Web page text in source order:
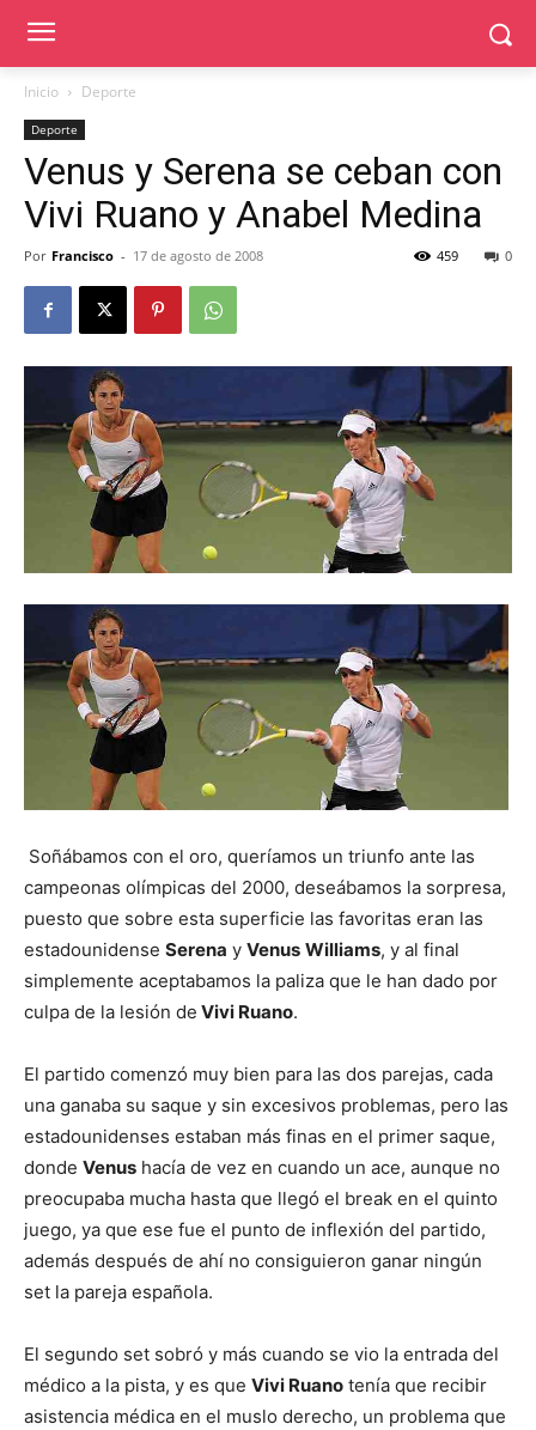
Inicio Deporte
Deporte
Venus y Serena se ceban con
Vivi Ruano y Anabel Medina
Por Francisco - 17 de agosto de 2008 0
459
Soñábamos con el oro, queríamos un triunfo ante las
campeonas olímpicas del 2000, deseábamos la sorpresa,
puesto que sobre esta superficie las favoritas eran las
estadounidense Serena y Venus Williams, y al final
simplemente aceptabamos la paliza que le han dado por
culpa de la lesión de Vivi Ruano.
El partido comenzó muy bien para las dos parejas, cada
una ganaba su saque y sin excesivos problemas, pero las
estadounidenses estaban más finas en el primer saque,
donde Venus hacía de vez en cuando un ace, aunque no
preocupaba mucha hasta que llegó el break en el quinto
juego, ya que ese fue el punto de inflexión del partido,
además después de ahí no consiguieron ganar ningún
set la pareja española.
El segundo set sobró y más cuando se vio la entrada del
médico a la pista, y es que Vivi Ruano tenía que recibir
asistencia médica en el muslo derecho, un problema que